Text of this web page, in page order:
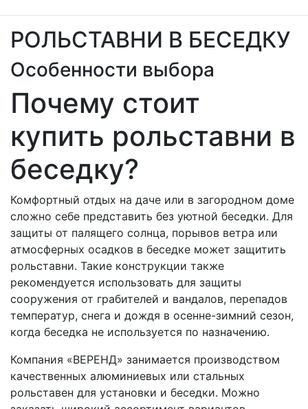
РОЛЬСТАВНИ В БЕСЕДКУ
Особенности выбора
Почему стоит
купить рольставни в
беседку?
Комфортный отдых на даче или в загородном доме
сложно себе представить без уютной беседки. Для
защиты от палящего солнца, порывов ветра или
атмосферных осадков в беседке может защитить
рольставни. Такие конструкции также
рекомендуется использовать для защиты
сооружения от грабителей и вандалов, перепадов
температур, снега и дождя в осенне-зимний сезон,
когда беседка не используется по назначению.
Компания «ВЕРЕНД» занимается производством
качественных алюминиевых или стальных
рольставен для установки и беседки. Можно